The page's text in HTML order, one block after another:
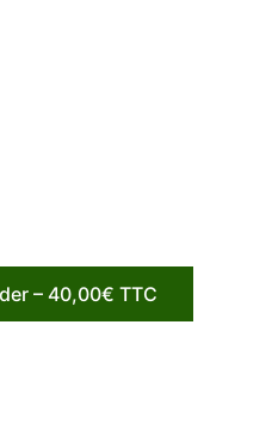
– 40,00€ TTC